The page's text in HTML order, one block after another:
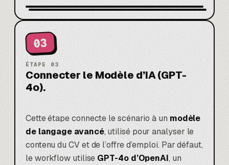
03
ÉTAPE 03
Connecter le Modèle d’IA (GPT-
4o).
Cette étape connecte le scénario à unmodèle
de langage avancé, utilisé pour analyser le
contenu du CV et de l’offre d’emploi. Par défaut,
le workflow utilise GPT-4o d’OpenAI, un